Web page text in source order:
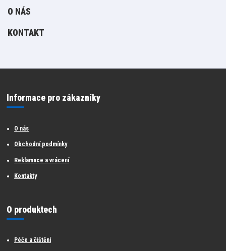
O NÁS
KONTAKT
Informace pro zákazníky
O nás
Obchodní podmínky
Reklamace a vrácení
Kontakty
O produktech
Péče a čištění